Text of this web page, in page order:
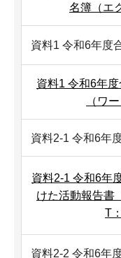
名簿（エ
資料1 令和6年度
資料1 令和6年
（ワ
資料2-1 令和6年
資料2-1 令和6年
けた活動報告書
T
資料2-2 令和6年